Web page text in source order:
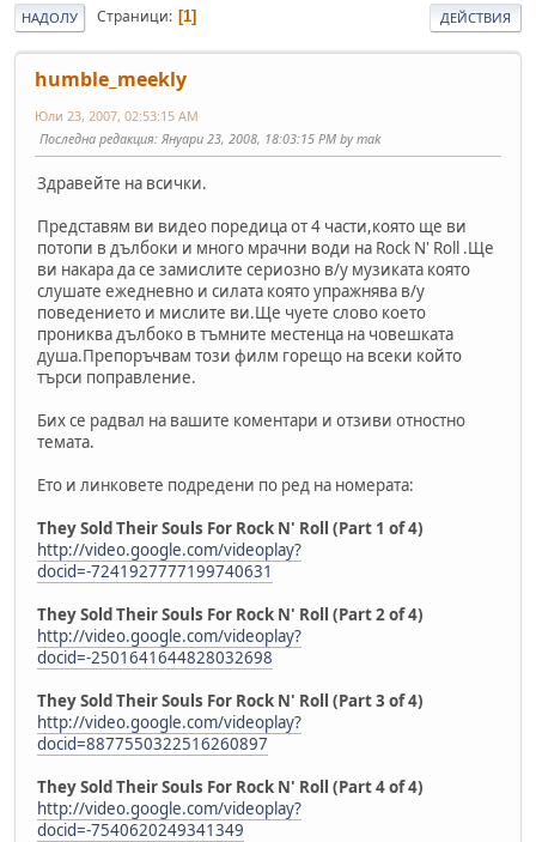
НАДОЛУ Страници 1 ДЕЙСТВИЯ
humble_meekly
Юли 23, 2007, 02:53:15 AM
Последна редакция: Януари 23, 2008, 18:03:15 PM by mak
Здравейте на всички.
Представям ви видео поредица от 4 части,която ще ви
потопи в дълбоки и много мрачни води на Rock N' Roll .Ще
ви накара да се замислите сериозно в/у музиката която
слушате ежедневно и силата която упражнява в/у
поведението и мислите ви.Ще чуете слово което
прониква дълбоко в тъмните местенца на човешката
душа.Препоръчвам този филм горещо на всеки който
търси поправление.
Бих се радвал на вашите коментари и отзиви отностно
темата.
Ето и линковете подредени по ред на номерата:
They Sold Their Souls For Rock N' Roll (Part 1 of 4)
http://video.google.com/videoplay?
docid=-7241927777199740631
They Sold Their Souls For Rock N' Roll (Part 2 of 4)
http://video.google.com/videoplay?
docid=-2501641644828032698
They Sold Their Souls For Rock N' Roll (Part 3 of 4)
http://video.google.com/videoplay?
docid=8877550322516260897
They Sold Their Souls For Rock N' Roll (Part 4 of 4)
http://video.google.com/videoplay?
docid=-7540620249341349